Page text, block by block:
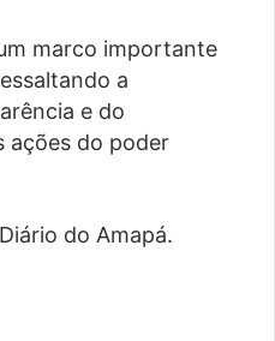
marco importante
a
e do
ações do poder
do Amapá.